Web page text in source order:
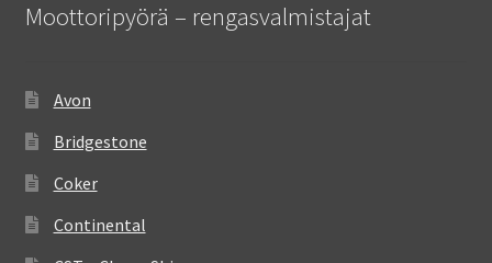
Moottoripyörä – rengasvalmistajat
Avon
Bridgestone
Coker
Continental